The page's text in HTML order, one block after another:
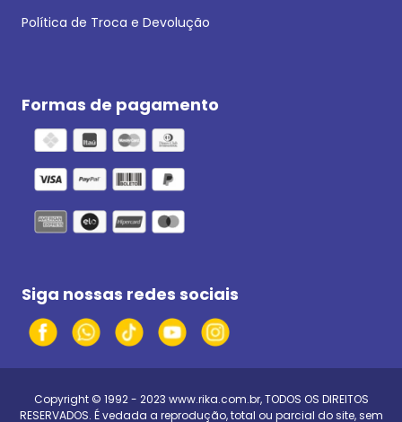
Política de Troca e Devolução
Formas de pagamento
Siga nossas redes sociais
Copyright © 1992 - 2023 www.rika.com.br, TODOS OS DIREITOS
RESERVADOS. É vedada a reprodução, total ou parcial do site, sem